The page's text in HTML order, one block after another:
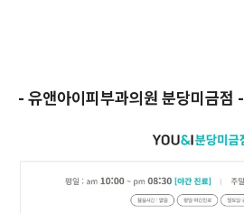
- 유앤아이피부과의원 분당미금점 -